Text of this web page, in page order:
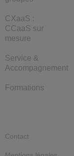
CXaaS :
CCaaS sur
mesure
Service &
Accompagnement
Formations
Contact